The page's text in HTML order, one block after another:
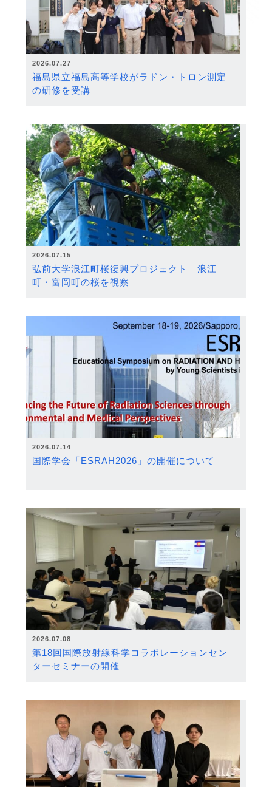
2026.07.27
福島県立福島高等学校がラドン・トロン測定
の研修を受講
2026.07.15
弘前大学浪江町桜復興プロジェクト 浪江
町・富岡町の桜を視察
2026.07.14
国際学会「ESRAH2026」の開催について
2026.07.08
第18回国際放射線科学コラボレーションセン
ターセミナーの開催